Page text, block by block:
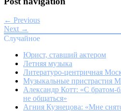
← Previous
Next →
Случайное
Юрист, ставший актером
Летняя музыка
Литературо-центричная
Музыкальные пристрастия
Александр Котт: «С братом-
не общаться»
Агния Кузнецова: «Мне